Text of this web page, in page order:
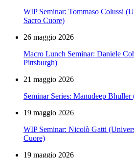
WIP Seminar: Tommaso Colussi
Sacro Cuore)
26 maggio 2026
Macro Lunch Seminar: Daniele
Pittsburgh)
21 maggio 2026
Seminar Series: Manudeep
19 maggio 2026
WIP Seminar: Nicolò Gatti
Cuore)
19 maggio 2026